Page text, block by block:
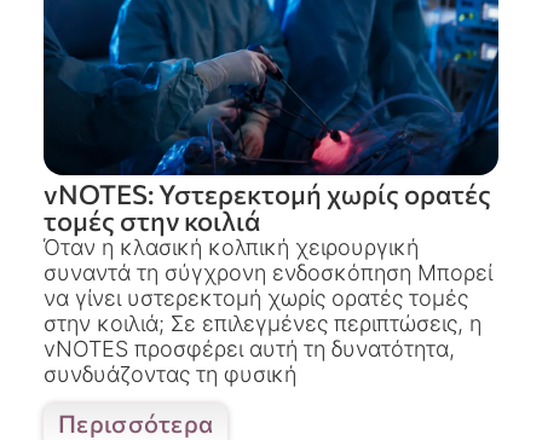
vNOTES: Υστερεκτομή χωρίς ορατές
τομές στην κοιλιά
Όταν η κλασική κολπική χειρουργική
συναντά τη σύγχρονη ενδοσκόπηση Μπορεί
να γίνει υστερεκτομή χωρίς ορατές τομές
στην κοιλιά; Σε επιλεγμένες περιπτώσεις, η
vNOTES προσφέρει αυτή τη δυνατότητα,
συνδυάζοντας τη φυσική
Περισσότερα